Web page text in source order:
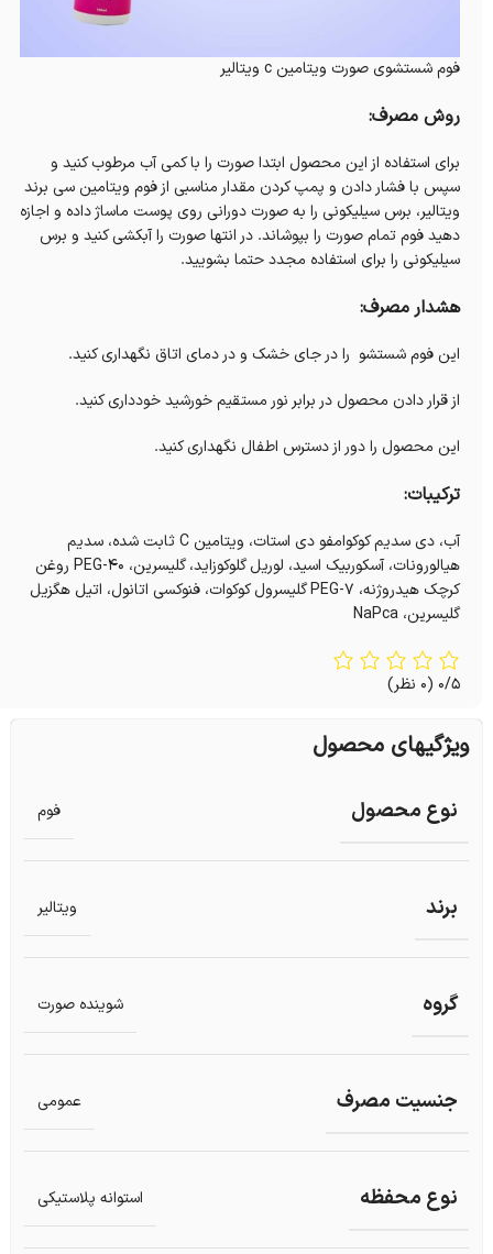
فوم شستشوی صورت ویتامین c ویتالیر
روش مصرف:
برای استفاده از این محصول ابتدا صورت را با کمی آب مرطوب کنید و
سپس با فشار دادن و پمپ کردن مقدار مناسبی از فوم ویتامین سی برند
ویتالیر، برس سیلیکونی را به صورت دورانی روی پوست ماساژ داده و اجازه
دهید فوم تمام صورت را بپوشاند. در انتها صورت را آبکشی کنید و برس
سیلیکونی را برای استفاده مجدد حتما بشویید.
هشدار مصرف:
این فوم شستشو را در جای خشک و در دمای اتاق نگهداری کنید.
از قرار دادن محصول در برابر نور مستقیم خورشید خودداری کنید.
این محصول را دور از دسترس اطفال نگهداری کنید.
ترکیبات:
آب، دی سدیم کوکوامفو دی استات، ویتامین C ثابت شده، سدیم
هیالورونات، آسکوربیک اسید، لوریل گلوکوزاید، گلیسرین، PEG-۴۰ روغن
کرچک هیدروژنه، PEG-۷ گلیسرول کوکوات، فنوکسی اتانول، اتیل هگزیل
گلیسرین، NaPca
0/5 (0 نظر)
ویژگیهای محصول
نوع محصول فوم
برند ویتالیر
گروه شوینده صورت
جنسیت مصرف عمومی
نوع محفظه استوانه پلاستیکی